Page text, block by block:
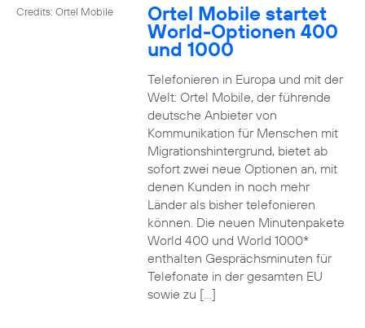
Credits: Ortel Mobile Ortel Mobile startet
World-Optionen 400
und 1000
Telefonieren in Europa und mit der
Welt: Ortel Mobile, der führende
deutsche Anbieter von
Kommunikation für Menschen mit
Migrationshintergrund, bietet ab
sofort zwei neue Optionen an, mit
denen Kunden in noch mehr
Länder als bisher telefonieren
können. Die neuen Minutenpakete
World 400 und World 1000*
enthalten Gesprächsminuten für
Telefonate in der gesamten EU
sowie zu […]